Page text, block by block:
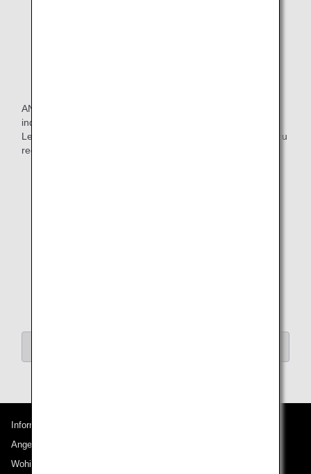
ANA wird weiterhin zum Erreichen der SDGs beitragen,
indem wir mit Kunden zusammenarbeiten, um
Lebensmittelverschwendung durch verschiedene Ansätze zu
reduzieren.
Informationen zu ANA
Angebote und Ankündigungen
Wohin wir reisen